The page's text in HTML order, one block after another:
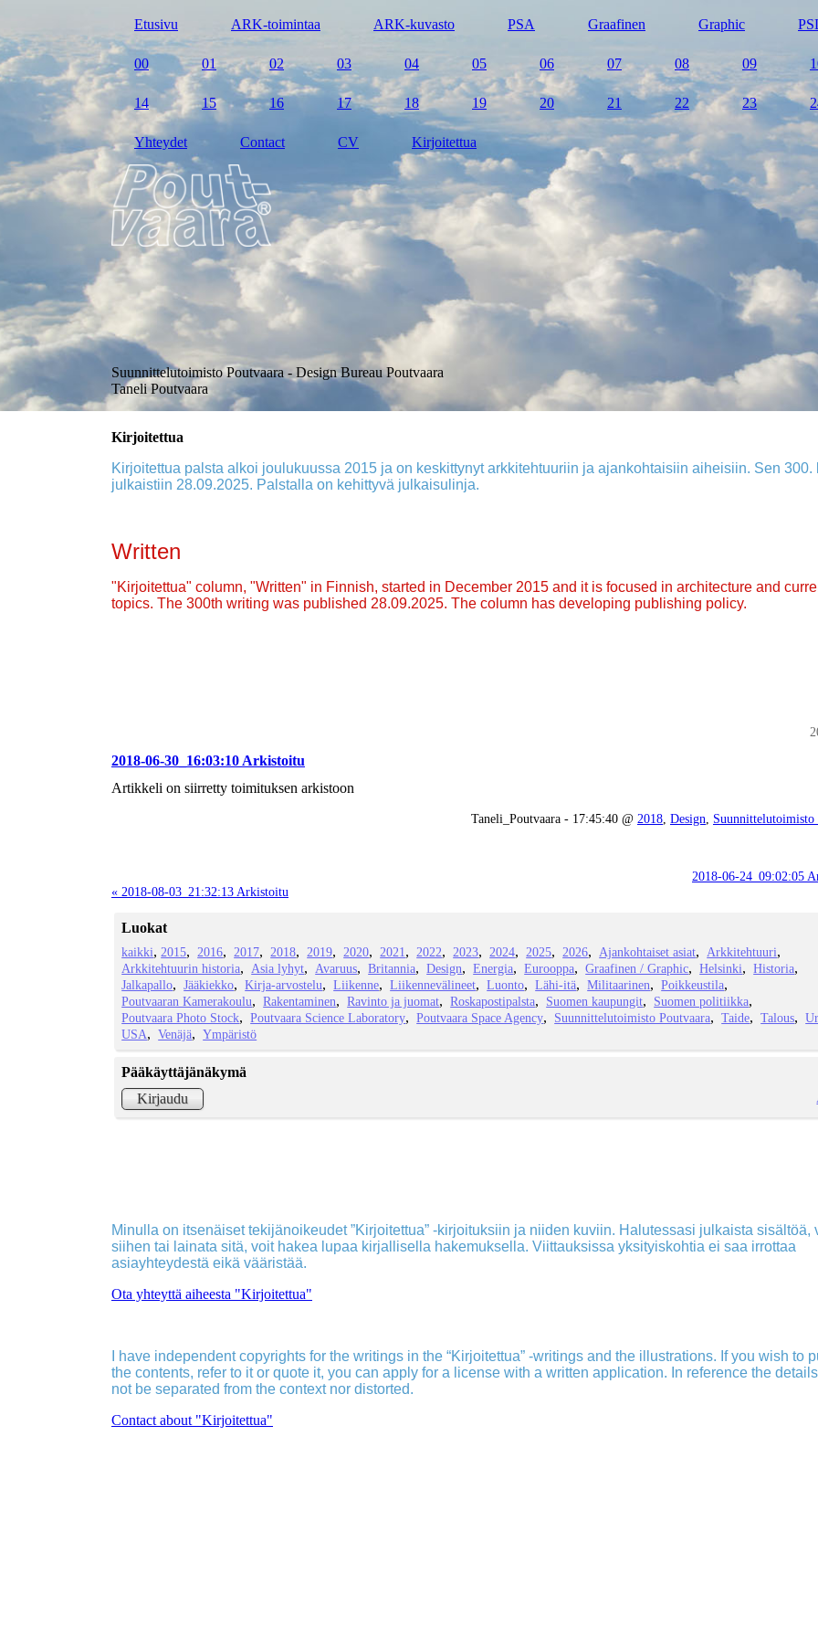
Etusivu ARK-toimintaa ARK-kuvasto PSA Graafinen Graphic
00 01 02 03 04 05 06 07 08 09
14 15 16 17 18 19 20 21 22 23
Yhteydet Contact CV Kirjoitettua
Suunnittelutoimisto Poutvaara - Design Bureau Poutvaara
Taneli Poutvaara
Kirjoitettua
Kirjoitettua palsta alkoi joulukuussa 2015 ja on keskittynyt arkkitehtuuriin ja ajankohtaisiin aiheisiin. Sen 300.
julkaistiin 28.09.2025. Palstalla on kehittyvä julkaisulinja.
Written
"Kirjoitettua" column, "Written" in Finnish, started in December 2015 and it is focused in architecture and
topics. The 300th writing was published 28.09.2025. The column has developing publishing policy.
2018-06-30_16:03:10 Arkistoitu
Artikkeli on siirretty toimituksen arkistoon
Taneli_Poutvaara - 17:45:40 @ 2018 Design Suunnittelutoimisto
2018-06-24_09:02:05
« 2018-08-03_21:32:13 Arkistoitu
Luokat
kaikki 2015 2016 2017 2018 2019 2020 2021 2022 2023 2024 2025 2026 Ajankohtaiset asiat
Arkkitehtuuri
Arkkitehtuurin historia
Asia lyhyt Avaruus Britannia Design Energia Eurooppa Graafinen / Graphic Helsinki
Historia
Jalkapallo
Jääkiekko Kirja-arvostelu Liikenne Liikennevälineet Luonto Lähi-itä Militaarinen
Poikkeustila
Poutvaaran Kamerakoulu
Rakentaminen Ravinto ja juomat Roskapostipalsta Suomen kaupungit
Suomen politiikka
Poutvaara Photo Stock
Poutvaara Science Laboratory Poutvaara Space Agency Suunnittelutoimisto Poutvaara Taide Talous
USA
Venäjä Ympäristö
Pääkäyttäjänäkymä
Kirjaudu
Minulla on itsenäiset tekijänoikeudet ”Kirjoitettua” -kirjoituksiin ja niiden kuviin. Halutessasi julkaista sisältöä,
siihen tai lainata sitä, voit hakea lupaa kirjallisella hakemuksella. Viittauksissa yksityiskohtia ei saa irrottaa
asiayhteydestä eikä vääristää.
Ota yhteyttä aiheesta "Kirjoitettua"
I have independent copyrights for the writings in the “Kirjoitettua” -writings and the illustrations. If you wish to
the contents, refer to it or quote it, you can apply for a license with a written application. In reference the
not be separated from the context nor distorted.
Contact about "Kirjoitettua"